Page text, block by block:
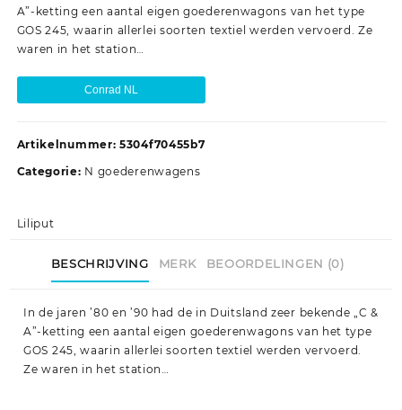
A”-ketting een aantal eigen goederenwagons van het type
GOS 245, waarin allerlei soorten textiel werden vervoerd. Ze
waren in het station…
Conrad NL
Artikelnummer: 5304f70455b7
Categorie: N goederenwagens
Liliput
BESCHRIJVING MERK BEOORDELINGEN (0)
In de jaren ’80 en ’90 had de in Duitsland zeer bekende „C &
A”-ketting een aantal eigen goederenwagons van het type
GOS 245, waarin allerlei soorten textiel werden vervoerd.
Ze waren in het station…